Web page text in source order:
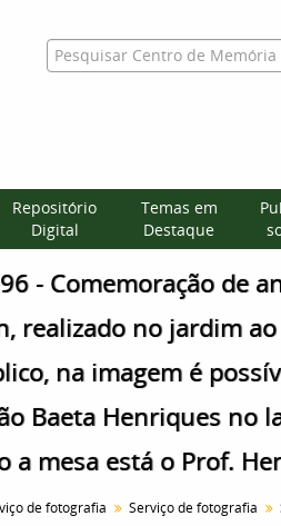
Repositório
Digital
Temas em
Destaque
- Comemoração de
realizado no jardim
na imagem é
Baeta Henriques no
a mesa está o Prof.
de fotografia Serviço de fotografia